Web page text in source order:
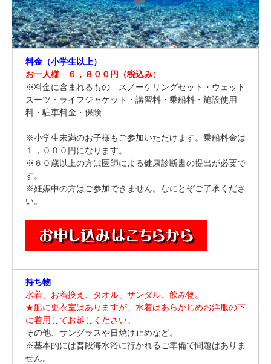
料金（小学生以上）
お一人様 ６，８００円（税込み）
※料金に含まれるもの スノーケリングセット・ウェット
スーツ・ライフジャケット・講習料・乗船料・施設使用
料・駐車料金・保険
※小学生未満のお子様もご参加いただけます。乗船料金は
１，０００円になります。
※６０歳以上の方は医師による健康診断書の提出が必要で
す。
※妊娠中の方はご参加できません。なにとぞご了承くださ
い。
持ち物
水着、お着換え、タオル、サンダル、飲み物。
★船に更衣室はありますが、水着はあらかじめお洋服の下
に着用してお越しください。
その他、サングラスや日焼け止めなど。
※基本的には普段海水浴に行かれるご準備で問題はありま
せん。